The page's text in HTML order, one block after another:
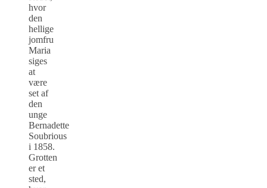
hvor
den
hellige
jomfru
Maria
siges
at
være
set af
den
unge
Bernadette
Soubrious
i 1858.
Grotten
er et
sted,